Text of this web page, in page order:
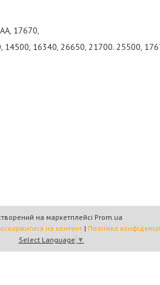
17670,
14500, 16340, 26650, 21700. 25500,
на маркетплейсі Prom.ua
на контент | Політика
Select Language ▼